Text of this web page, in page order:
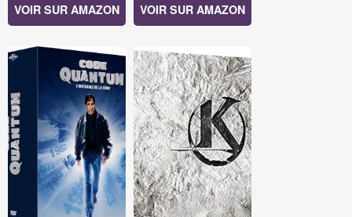
VOIR SUR AMAZON VOIR SUR AMAZON